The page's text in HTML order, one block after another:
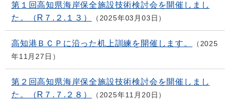
第１回高知県海岸保全施設技術検討会を開催しまし
た。（R７.２.１３）
2025年03月03日
高知港ＢＣＰに沿った机上訓練を開催します。
2025
年11月27日
第２回高知県海岸保全施設技術検討会を開催しまし
た。（R７.７.２８）
2025年11月20日